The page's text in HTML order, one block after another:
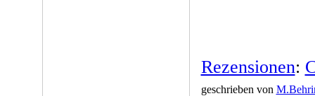
Rezensionen:
geschrieben von